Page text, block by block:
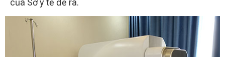
của Sở y tế đề ra.